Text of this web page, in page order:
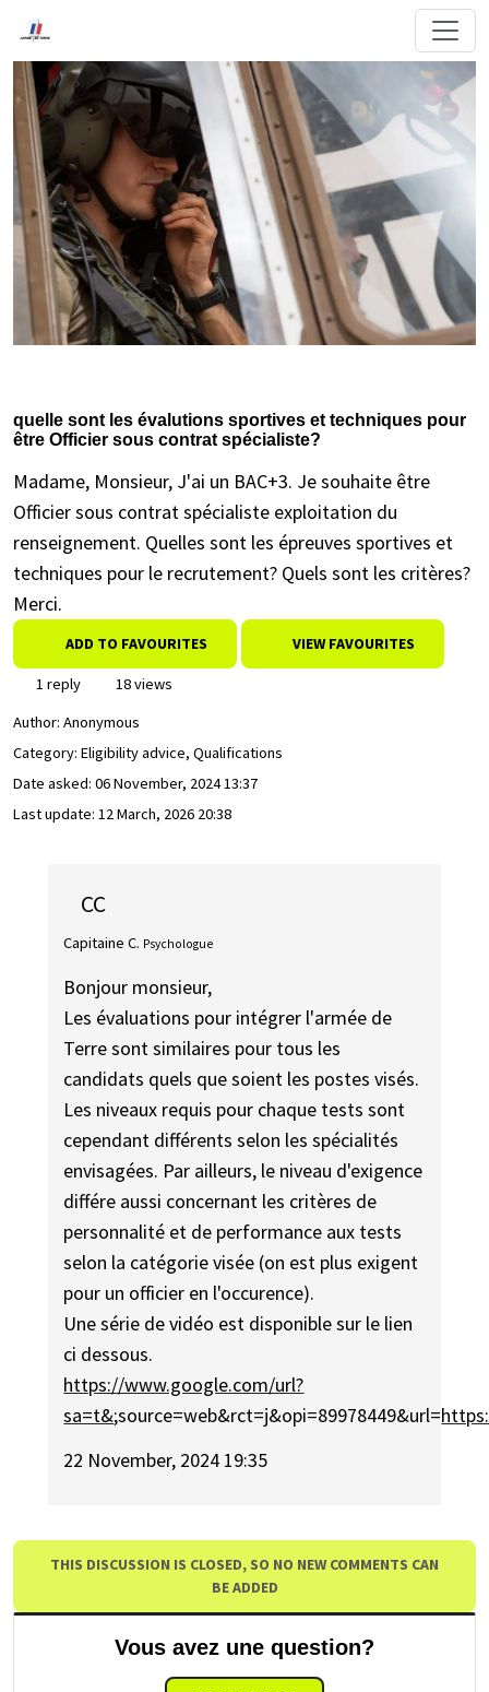
quelle sont les évalutions sportives et techniques pour
être Officier sous contrat spécialiste?
Madame, Monsieur, J'ai un BAC+3. Je souhaite être
Officier sous contrat spécialiste exploitation du
renseignement. Quelles sont les épreuves sportives et
techniques pour le recrutement? Quels sont les critères?
Merci.
ADD TO FAVOURITES VIEW FAVOURITES
1 reply
18 views
Author: Anonymous
Category: Eligibility advice, Qualifications
Date asked: 06 November, 2024 13:37
Last update: 12 March, 2026 20:38
CC
Capitaine C. Psychologue
Bonjour monsieur,
Les évaluations pour intégrer l'armée de
Terre sont similaires pour tous les
candidats quels que soient les postes visés.
Les niveaux requis pour chaque tests sont
cependant différents selon les spécialités
envisagées. Par ailleurs, le niveau d'exigence
différe aussi concernant les critères de
personnalité et de performance aux tests
selon la catégorie visée (on est plus exigent
pour un officier en l'occurence).
Une série de vidéo est disponible sur le lien
ci dessous.
https://www.google.com/url?
sa=t&;source=web&rct=j&opi=89978449&url=
22 November, 2024 19:35
THIS DISCUSSION IS CLOSED, SO NO NEW COMMENTS CAN
BE ADDED
Vous avez une question?